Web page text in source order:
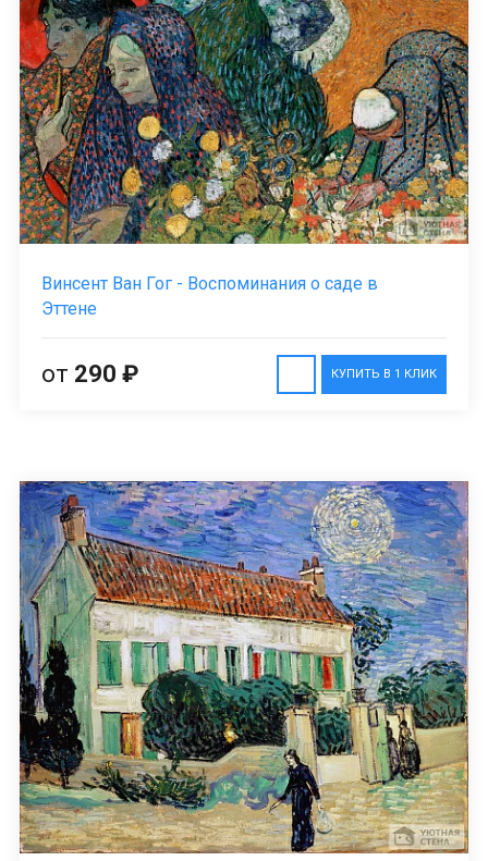
Винсент Ван Гог - Воспоминания о саде в
Эттене
КУПИТЬ В 1 КЛИК
от 290 ₽